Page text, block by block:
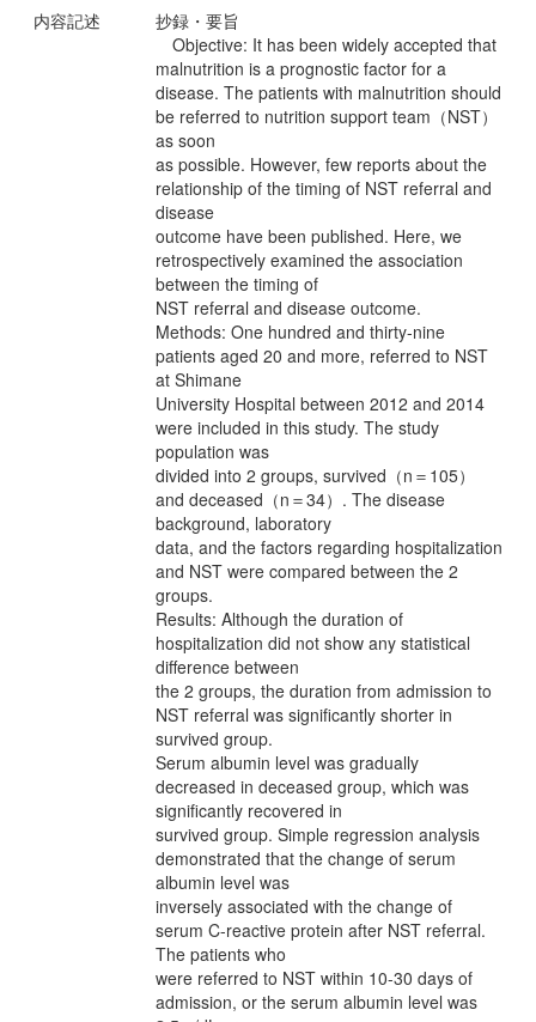
内容記述
抄録・要旨
Objective: It has been widely accepted that
malnutrition is a prognostic factor for a
disease. The patients with malnutrition should
be referred to nutrition support team（NST）
as soon
as possible. However, few reports about the
relationship of the timing of NST referral and
disease
outcome have been published. Here, we
retrospectively examined the association
between the timing of
NST referral and disease outcome.
Methods: One hundred and thirty-nine
patients aged 20 and more, referred to NST
at Shimane
University Hospital between 2012 and 2014
were included in this study. The study
population was
divided into 2 groups, survived（n＝105）
and deceased（n＝34）. The disease
background, laboratory
data, and the factors regarding hospitalization
and NST were compared between the 2
groups.
Results: Although the duration of
hospitalization did not show any statistical
difference between
the 2 groups, the duration from admission to
NST referral was significantly shorter in
survived group.
Serum albumin level was gradually
decreased in deceased group, which was
significantly recovered in
survived group. Simple regression analysis
demonstrated that the change of serum
albumin level was
inversely associated with the change of
serum C-reactive protein after NST referral.
The patients who
were referred to NST within 10-30 days of
admission, or the serum albumin level was